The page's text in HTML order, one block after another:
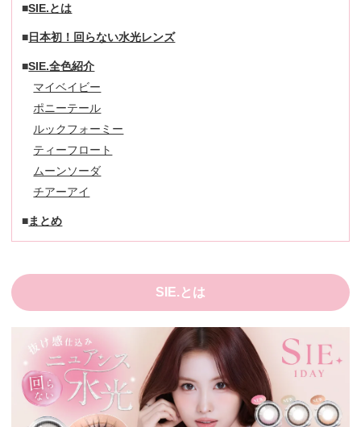
SIE.とは
日本初！回らない水光レンズ
SIE.全色紹介
マイベイビー
ポニーテール
ルックフォーミー
ティーフロート
ムーンソーダ
チアーアイ
まとめ
SIE.とは